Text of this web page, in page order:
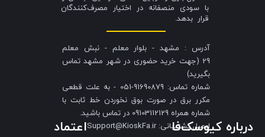
با سودی منصفانه در اختیار مصرف‌کنندگان
قرار بدهد.
آدرس : مشهد - بلوار معلم - نبش معلم
29 (جهت خرید حضوری در شهر مشهد تماس
بگیرید)
شماره تماس: 91690879-051 - به علت قطعی
مکرر برق در صورت بوق نخوردن خط ثابت با
شماره همراه 09103112129 در تماس باشید.
​​​​​​​ایمیل پشتیبانی: Support@KioskFa.ir
اعتماد درباره کیوسک‌فا